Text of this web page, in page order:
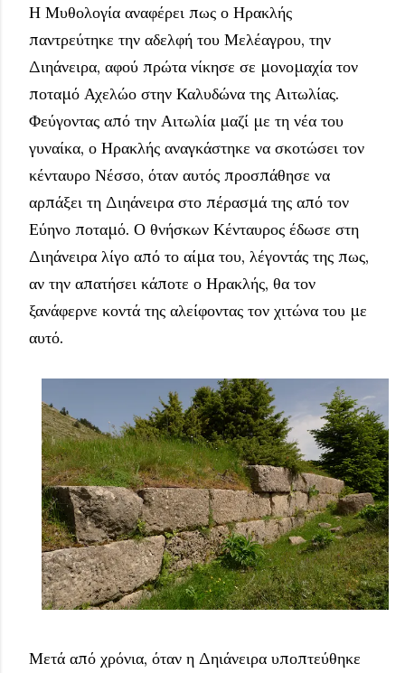
Η Μυθολογία αναφέρει πως ο Ηρακλής
παντρεύτηκε την αδελφή του Μελέαγρου, την
Διηάνειρα, αφού πρώτα νίκησε σε μονομαχία τον
ποταμό Αχελώο στην Καλυδώνα της Αιτωλίας.
Φεύγοντας από την Αιτωλία μαζί με τη νέα του
γυναίκα, ο Ηρακλής αναγκάστηκε να σκοτώσει τον
κένταυρο Νέσσο, όταν αυτός προσπάθησε να
αρπάξει τη Διηάνειρα στο πέρασμά της από τον
Εύηνο ποταμό. Ο θνήσκων Κένταυρος έδωσε στη
Διηάνειρα λίγο από το αίμα του, λέγοντάς της πως,
αν την απατήσει κάποτε ο Ηρακλής, θα τον
ξανάφερνε κοντά της αλείφοντας τον χιτώνα του με
αυτό.
Μετά από χρόνια, όταν η Δηιάνειρα υποπτεύθηκε